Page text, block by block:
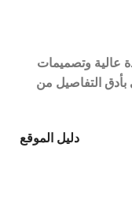
عالية وتصميمات
التفاصيل من
دليل الموقع